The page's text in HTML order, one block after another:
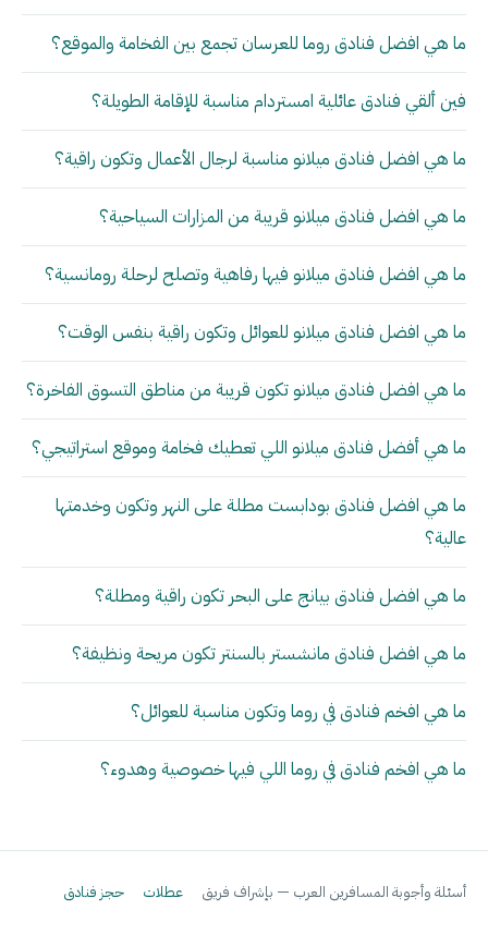
ما هي افضل فنادق روما للعرسان تجمع بين الفخامة والموقع؟
فين ألقي فنادق عائلية امستردام مناسبة للإقامة الطويلة؟
ما هي افضل فنادق ميلانو مناسبة لرجال الأعمال وتكون راقية؟
ما هي افضل فنادق ميلانو قريبة من المزارات السياحية؟
ما هي افضل فنادق ميلانو فيها رفاهية وتصلح لرحلة رومانسية؟
ما هي افضل فنادق ميلانو للعوائل وتكون راقية بنفس الوقت؟
ما هي افضل فنادق ميلانو تكون قريبة من مناطق التسوق الفاخرة؟
ما هي أفضل فنادق ميلانو اللي تعطيك فخامة وموقع استراتيجي؟
ما هي افضل فنادق بودابست مطلة على النهر وتكون وخدمتها
عالية؟
ما هي افضل فنادق بيانج على البحر تكون راقية ومطلة؟
ما هي افضل فنادق مانشستر بالسنتر تكون مريحة ونظيفة؟
ما هي افخم فنادق في روما وتكون مناسبة للعوائل؟
ما هي افخم فنادق في روما اللي فيها خصوصية وهدوء؟
أسئلة وأجوبة المسافرين العرب — بإشراف فريق عطلات حجز فنادق